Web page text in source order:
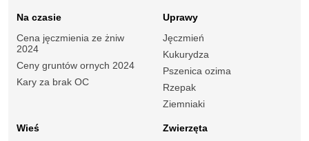
Na czasie
Cena jęczmienia ze żniw
2024
Ceny gruntów ornych 2024
Kary za brak OC
Uprawy
Jęczmień
Kukurydza
Pszenica ozima
Rzepak
Ziemniaki
Wieś
Zwierzęta